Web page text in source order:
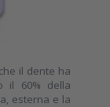
il dente ha
il 60% della
esterna e la